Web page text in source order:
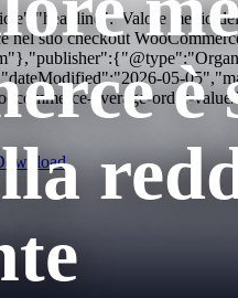
medio
nel suo checkout
05-
average-order-